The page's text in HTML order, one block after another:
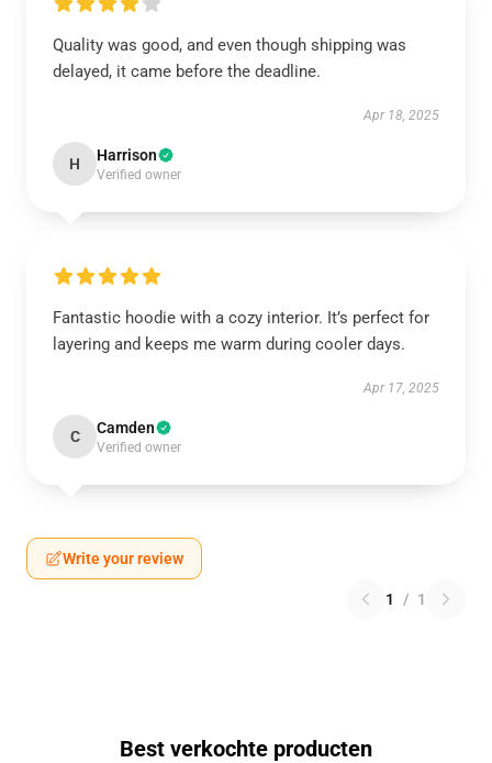
Quality was good, and even though shipping was
delayed, it came before the deadline.
Apr 18, 2025
H Harrison
Verified owner
Fantastic hoodie with a cozy interior. It’s perfect for
layering and keeps me warm during cooler days.
Apr 17, 2025
C Camden
Verified owner
Write your review
1 / 1
Best verkochte producten